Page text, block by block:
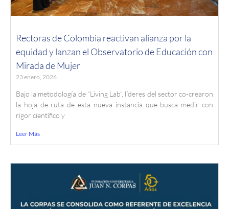
Rectoras de Colombia reactivan alianza por la
equidad y lanzan el Observatorio de Educación con
Mirada de Mujer
23 enero, 2026
Bajo la metodología de “Living Lab”, líderes del sector co-crearon
la hoja de ruta de esta nueva instancia que busca medir con
rigor científico y
Leer Más